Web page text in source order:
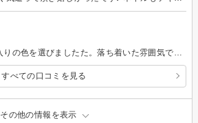
すべての口コミを見る
その他の情報を表示